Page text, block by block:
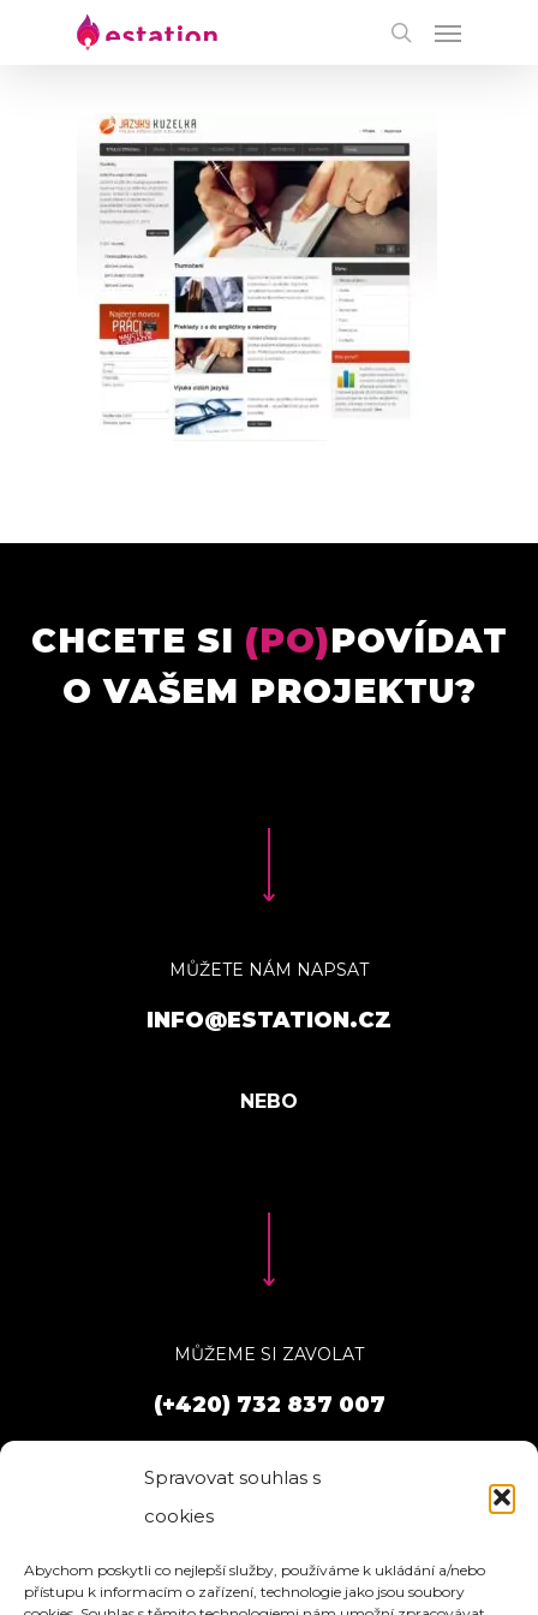
Spravovat souhlas s
cookies
Abychom poskytli co nejlepší služby, používáme k ukládání a/nebo
přístupu k informacím o zařízení, technologie jako jsou soubory
CHCETE SI (PO)POVÍDAT
O VAŠEM PROJEKTU?
MŮŽETE NÁM NAPSAT
INFO@ESTATION.CZ
MŮŽEME SI ZAVOLAT
(+420) 732 837 007